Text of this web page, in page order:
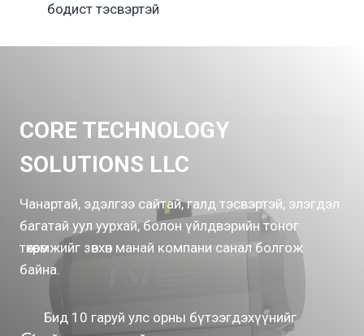
бодист тэсвэртэй
CORE TECHNOLOGY
SOLUTIONS LLC
Чанартай, эдэлгээ сайтай, галд тэсвэртэй, элэгдэл
багатай уул уурхай, болон үйлдвэрийн тоног
төхөөрөмжийг зөвхөн манай компани санал болгож
байна.
Бид 10 гаруй улс орны бүтээгдэхүүнийг